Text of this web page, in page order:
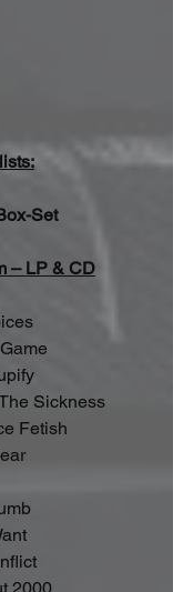
Set
– LP & CD
Sickness
Fetish